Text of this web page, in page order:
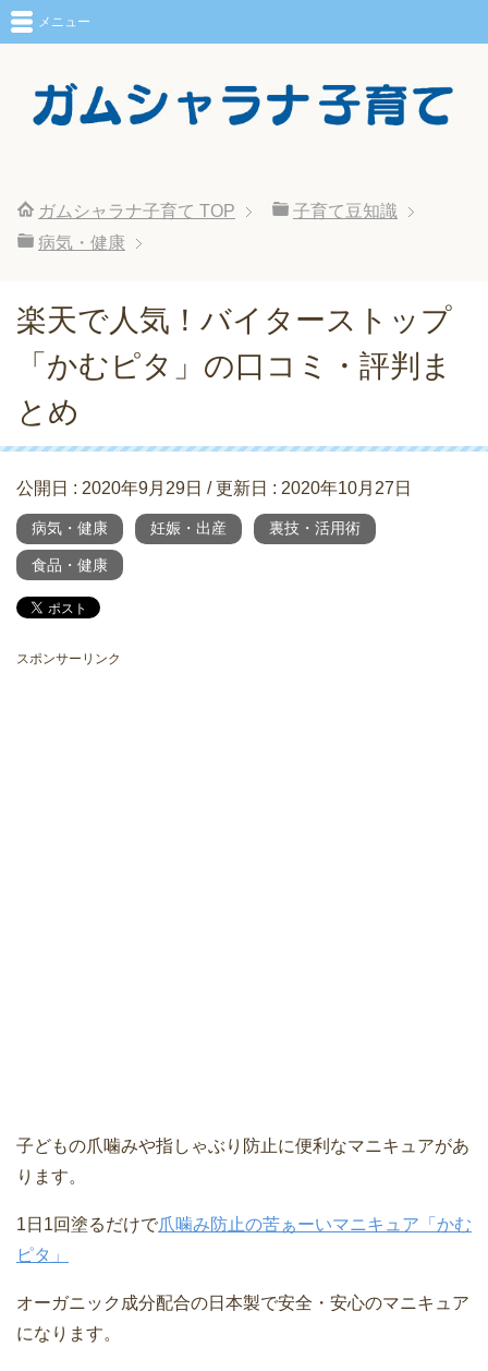
メニュー
ガムシャラナ子育て TOP
子育て豆知識
病気・健康
楽天で人気！バイターストップ
「かむピタ」の口コミ・評判ま
とめ
公開日 : 2020年9月29日 / 更新日 : 2020年10月27日
病気・健康 妊娠・出産 裏技・活用術
食品・健康
スポンサーリンク
子どもの爪噛みや指しゃぶり防止に便利なマニキュアがあ
ります。
1日1回塗るだけで爪噛み防止の苦ぁーいマニキュア「かむ
ピタ」
オーガニック成分配合の日本製で安全・安心のマニキュア
になります。